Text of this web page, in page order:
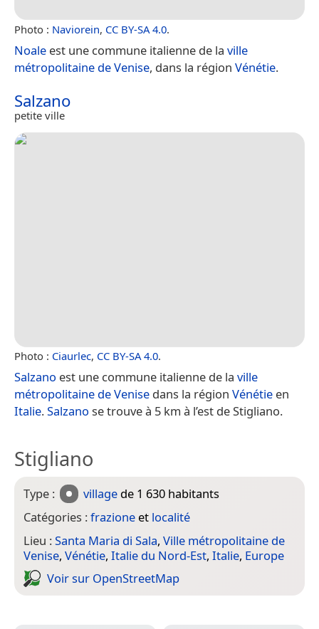
Photo : Naviorein, CC BY-SA 4.0.
Noale est une commune italienne de la ville
métropolitaine de Venise, dans la région Vénétie.
Salzano
petite ville
Photo : Ciaurlec, CC BY-SA 4.0.
Salzano est une commune italienne de la ville
métropolitaine de Venise dans la région Vénétie en
Italie.Salzano se trouve à 5 km à l’est de Stigliano.
Stigliano
Type : village de 1 630 habitants
Catégories :frazione et localité
Lieu :Santa Maria di Sala, Ville métropolitaine de
Venise, Vénétie, Italie du Nord-Est, Italie, Europe
Voir sur Open­Street­Map